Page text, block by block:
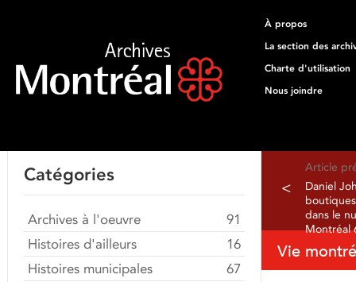
À propos
La section des
Charte d'utilisation
Nous joindre
Article
<
Daniel
dans le
Montréal
Vie
Catégories
Archives à l'oeuvre
91
Histoires d'ailleurs
16
Histoires municipales
67